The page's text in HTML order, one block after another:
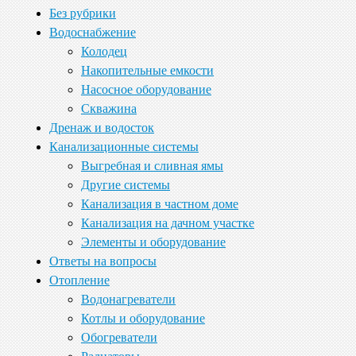
Без рубрики
Водоснабжение
Колодец
Накопительные емкости
Насосное оборудование
Скважина
Дренаж и водосток
Канализационные системы
Выгребная и сливная ямы
Другие системы
Канализация в частном доме
Канализация на дачном участке
Элементы и оборудование
Ответы на вопросы
Отопление
Водонагреватели
Котлы и оборудование
Обогреватели